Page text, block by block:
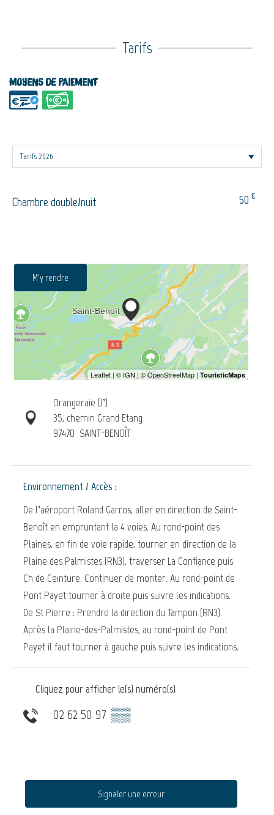
Tarifs
Moyens de paiement
Chambre double/nuit 50 €
M'y rendre
Orangeraie (l’)
35, chemin Grand Etang
97470 SAINT-BENOÎT
Environnement / Accès :
De l’aéroport Roland Garros, aller en direction de Saint-
Benoît en empruntant la 4 voies. Au rond-point des
Plaines, en fin de voie rapide, tourner en direction de la
Plaine des Palmistes (RN3), traverser La Confiance puis
Ch de Ceinture. Continuer de monter. Au rond-point de
Pont Payet tourner à droite puis suivre les indications.
De St Pierre : Prendre la direction du Tampon (RN3).
Après la Plaine-des-Palmistes, au rond-point de Pont
Payet il faut tourner à gauche puis suivre les indications.
Cliquez pour afficher le(s) numéro(s)
02 62 50 97 ▒▒
Signaler une erreur